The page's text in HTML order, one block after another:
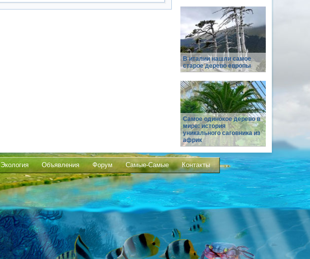
В италии нашли самое
старое дерево европы
Самое одинокое дерево в
мире: история
уникального саговника из
африк
Экология Объявления Форум Самые-Самые Контакты